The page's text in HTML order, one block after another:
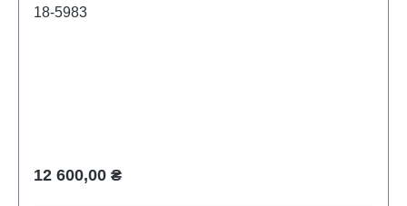
Обычная цена:
12 600,00 ₴